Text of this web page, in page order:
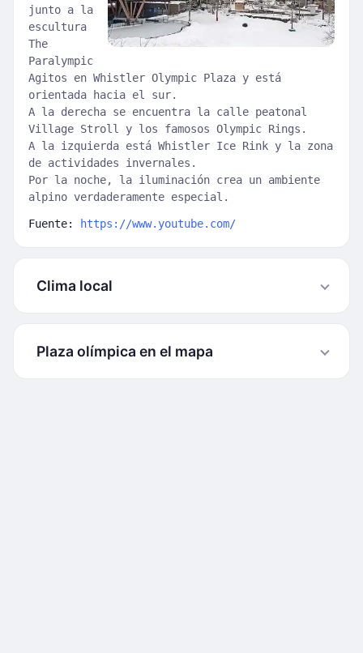
junto a la
escultura
The
Paralympic
Agitos en Whistler Olympic Plaza y está
orientada hacia el sur.
A la derecha se encuentra la calle peatonal
Village Stroll y los famosos Olympic Rings.
A la izquierda está Whistler Ice Rink y la zona
de actividades invernales.
Por la noche, la iluminación crea un ambiente
alpino verdaderamente especial.
Fuente: https://www.youtube.com/
Clima local
Plaza olímpica en el mapa